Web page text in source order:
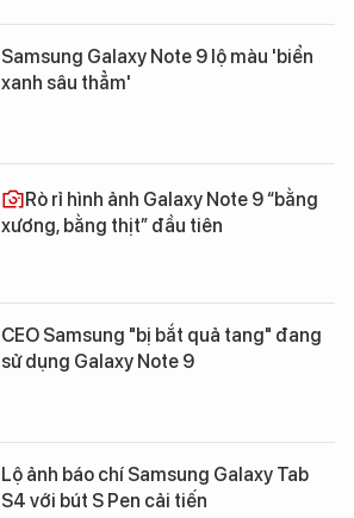
Samsung Galaxy Note 9 lộ màu 'biển
xanh sâu thẳm'
Rò rỉ hình ảnh Galaxy Note 9 “bằng
xương, bằng thịt” đầu tiên
CEO Samsung "bị bắt quả tang" đang
sử dụng Galaxy Note 9
Lộ ảnh báo chí Samsung Galaxy Tab
S4 với bút S Pen cải tiến